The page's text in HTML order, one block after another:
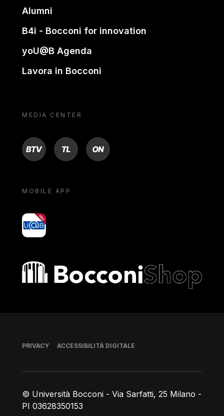
Alumni
B4i - Bocconi for innovation
yoU@B Agenda
Lavora in Bocconi
MEDIA CENTER
BTV TL ON
MOBILE APP
yoU@B
Bocconi shop
© Università Bocconi - Via Sarfatti, 25 Milano -
PI 03628350153
Piè di pagina
PRIVACY ACCESSIBILITÀ DIGITALE